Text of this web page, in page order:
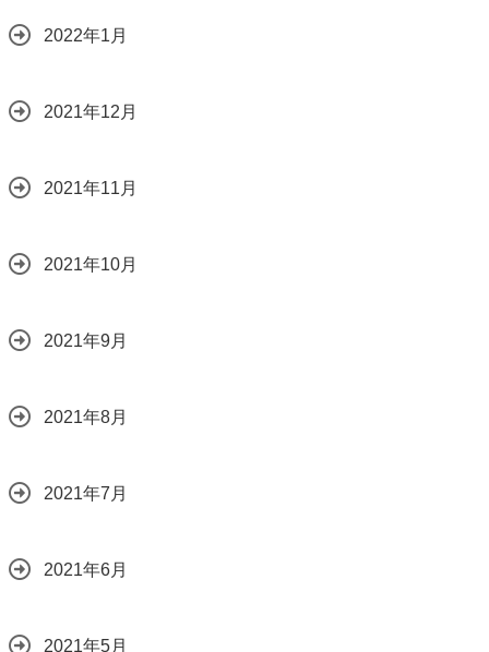
2022年1月
2021年12月
2021年11月
2021年10月
2021年9月
2021年8月
2021年7月
2021年6月
2021年5月